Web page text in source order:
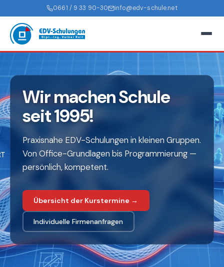
0661 / 9 33 90-30 info@edv-schule.net
Wir machen Schule
seit 1995!
Praxisnahe EDV-Schulungen in kleinen Gruppen.
Von Office-Grundlagen bis Programmierung —
persönlich, kompetent.
Übersicht der Kurstermine →
Individuelle Firmenanfragen